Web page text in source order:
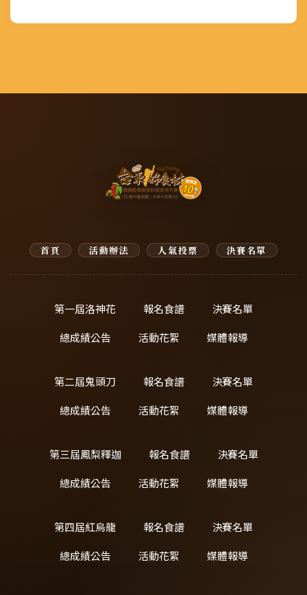
首頁 活動辦法 人氣投票 決賽名單
第一屆洛神花 報名食譜
決賽名單
總成績公告
活動花絮 媒體報導
第二屆鬼頭刀 報名食譜
決賽名單
總成績公告
活動花絮 媒體報導
第三屆鳳梨釋迦 報名食譜
決賽名單
總成績公告
活動花絮 媒體報導
第四屆紅烏龍 報名食譜
決賽名單
總成績公告
活動花絮 媒體報導